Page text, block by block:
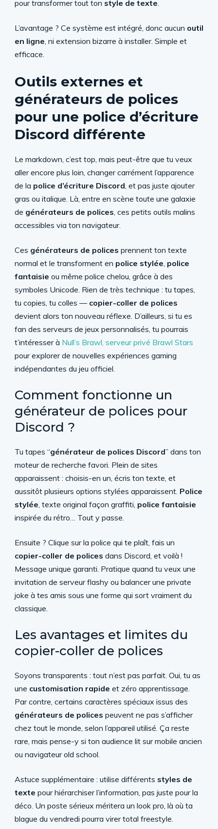
pour transformer tout ton style de texte.
L’avantage ? Ce système est intégré, donc aucun outil
en ligne, ni extension bizarre à installer. Simple et
efficace.
Outils externes et
générateurs de polices
pour une police d’écriture
Discord différente
Le markdown, c’est top, mais peut-être que tu veux
aller encore plus loin, changer carrément l’apparence
de la police d’écriture Discord, et pas juste ajouter
gras ou italique. Là, entre en scène toute une galaxie
de générateurs de polices, ces petits outils malins
accessibles via ton navigateur.
Ces générateurs de polices prennent ton texte
normal et le transforment en police stylée, police
fantaisie ou même police chelou, grâce à des
symboles Unicode. Rien de très technique : tu tapes,
tu copies, tu colles — copier-coller de polices
devient alors ton nouveau réflexe. D’ailleurs, si tu es
fan des serveurs de jeux personnalisés, tu pourrais
t’intéresser à Null’s Brawl, serveur privé Brawl Stars
pour explorer de nouvelles expériences gaming
indépendantes du jeu officiel.
Comment fonctionne un
générateur de polices pour
Discord ?
Tu tapes “générateur de polices Discord” dans ton
moteur de recherche favori. Plein de sites
apparaissent : choisis-en un, écris ton texte, et
aussitôt plusieurs options stylées apparaissent. Police
stylée, texte original façon graffiti, police fantaisie
inspirée du rétro… Tout y passe.
Ensuite ? Clique sur la police qui te plaît, fais un
copier-coller de polices dans Discord, et voilà !
Message unique garanti. Pratique quand tu veux une
invitation de serveur flashy ou balancer une private
joke à tes amis sous une forme qui sort vraiment du
classique.
Les avantages et limites du
copier-coller de polices
Soyons transparents : tout n’est pas parfait. Oui, tu as
une customisation rapide et zéro apprentissage.
Par contre, certains caractères spéciaux issus des
générateurs de polices peuvent ne pas s’afficher
chez tout le monde, selon l’appareil utilisé. Ça reste
rare, mais pense-y si ton audience lit sur mobile ancien
ou navigateur old school.
Astuce supplémentaire : utilise différents styles de
texte pour hiérarchiser l’information, pas juste pour la
déco. Un poste sérieux méritera un look pro, là où ta
blague du vendredi pourra virer total freestyle.